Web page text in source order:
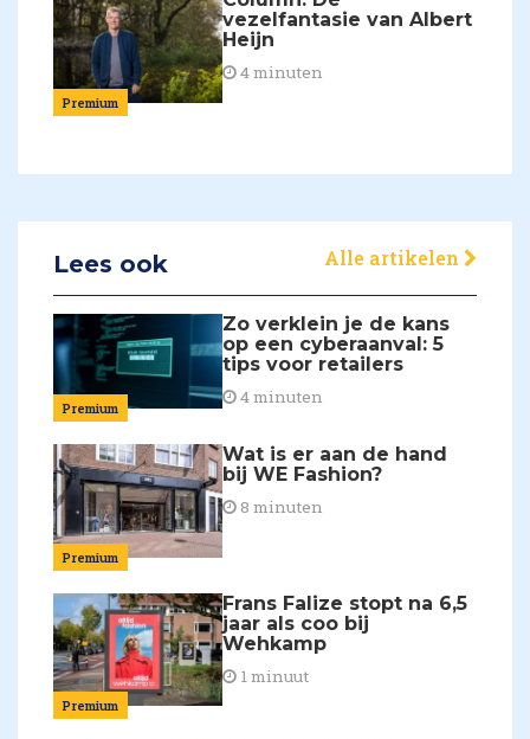
Premium
vezelfantasie van Albert
Heijn
4 minuten
Lees ook Alle artikelen
Premium
Zo verklein je de kans
op een cyberaanval: 5
tips voor retailers
4 minuten
Premium
Wat is er aan de hand
bij WE Fashion?
8 minuten
Premium
Frans Falize stopt na 6,5
jaar als coo bij
Wehkamp
1 minuut